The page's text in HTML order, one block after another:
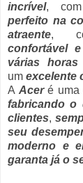
incrível,
perfeito na
atraente,
confortável
várias
um excelente
A Aceré uma
fabricando o
clientes,
seu
moderno e
garanta já o